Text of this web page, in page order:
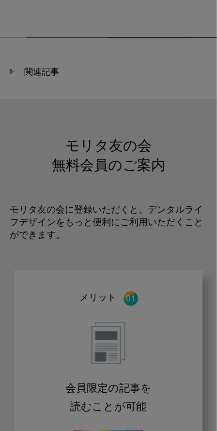
関連記事
モリタ友の会
無料会員のご案内
モリタ友の会に登録いただくと、デンタルライ
フデザインをもっと便利にご利用いただくこと
ができます。
メリット
会員限定の記事を
読むことが可能